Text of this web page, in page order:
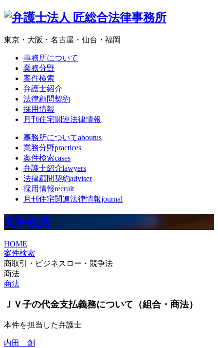
東京・大阪・名古屋・仙台・福岡
事務所について
業務分野
案件検索
弁護士紹介
法律顧問契約
採用情報
月刊住宅関連法律情報
事務所についてaboutus
業務分野practices
案件検索cases
弁護士紹介lawyers
法律顧問契約adviser
採用情報recruit
月刊住宅関連法律情報journal
案件検索
HOME
案件検索
商取引・ビジネスロー・競争法
商法
商法
ＪＶ子の代金支払義務について（組合・商法）
本件を担当した弁護士
内田 創